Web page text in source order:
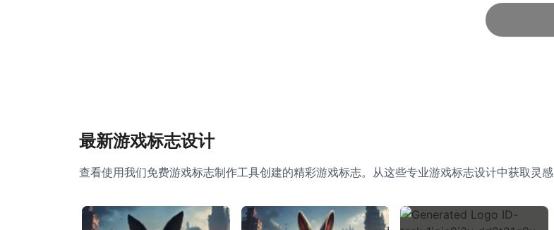
最新游戏标志设计
查看使用我们免费游戏标志制作工具创建的精彩游戏标志。从这些专业游戏标志设计中获取灵感